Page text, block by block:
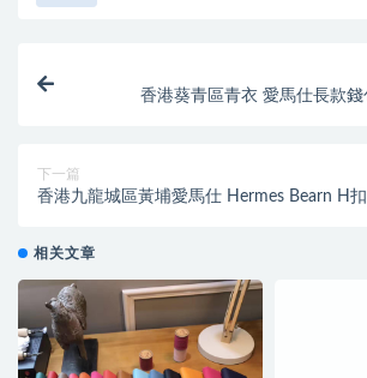
香港葵青區青衣 愛馬仕長款錢
下一篇
香港九龍城區黃埔愛馬仕 Hermes Bearn H
相关文章